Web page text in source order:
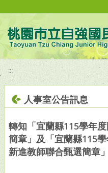
:::
人事室公告訊息
轉知「宜蘭縣115學年
簡章」及「宜蘭縣115
新進教師聯合甄選簡章」